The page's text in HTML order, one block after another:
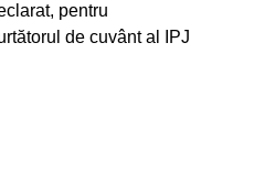
pentru
de cuvânt al IPJ